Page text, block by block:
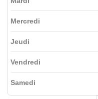
Mercredi
Jeudi
Vendredi
Samedi